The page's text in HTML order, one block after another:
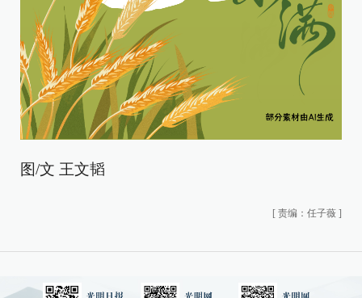
图/文 王文韬
[ 责编：任子薇 ]